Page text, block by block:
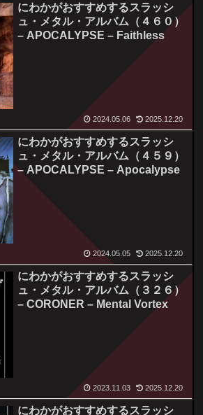
にわかがおすすめするスラッシ
ュ・メタル・アルバム（４６０）
– APOCALYPSE – Faithless
2024.05.06 2025.12.20
にわかがおすすめするスラッシ
ュ・メタル・アルバム（４５９）
– APOCALYPSE – Apocalypse
2024.05.05 2025.12.20
にわかがおすすめするスラッシ
ュ・メタル・アルバム（３２６）
– CORONER – Mental Vortex
2023.11.03 2025.12.20
にわかがおすすめするスラッシ